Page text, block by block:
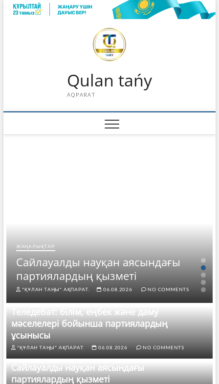
Skip
Qulan tańy
AQPARAT
ЖАҢАЛЫҚТАР
Сайлауалды науқан аясындағы
партиялардың қызметі
"ҚҰЛАН ТАҢЫ" АҚПАРАТ. 06.08.2026 NO COMMENTS
Теледебат: білім, еңбек және даму
мәселелері бойынша партиялардың
ұсынысы
"ҚҰЛАН ТАҢЫ" АҚПАРАТ. 06.08.2026 NO COMMENTS
Сайлауалды науқан аясындағы
партиялардың қызметі